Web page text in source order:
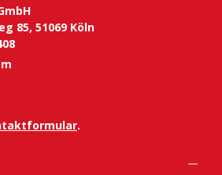
85, 51069 Köln
.